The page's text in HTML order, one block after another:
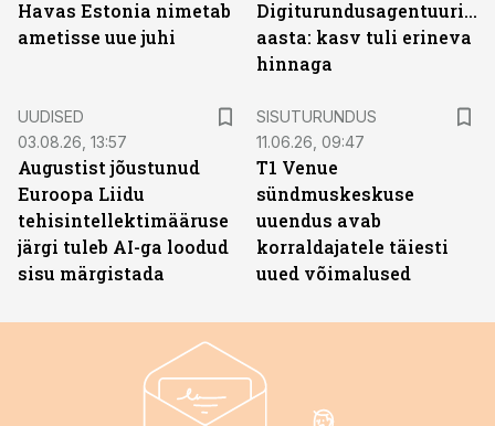
Havas Estonia nimetab
ametisse uue juhi
Digiturundusagentuuride
aasta: kasv tuli erineva
hinnaga
UUDISED
03.08.26, 13:57
Augustist jõustunud
Euroopa Liidu
tehisintellektimääruse
järgi tuleb AI-ga loodud
sisu märgistada
SISUTURUNDUS
11.06.26, 09:47
T1 Venue
sündmuskeskuse
uuendus avab
korraldajatele täiesti
uued võimalused